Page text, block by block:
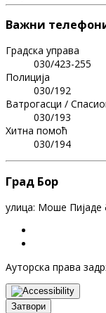
Важни
Градска управа
030/423-255
Полиција
030/192
Ватрогасци /
030/193
Хитна помоћ
030/194
Град Бор
улица: Моше Пијаде
Ауторска права
Затвори